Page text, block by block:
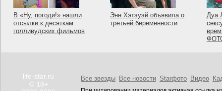
В «Ну, погоди!» нашли
отсылки к десяткам
голливудских фильмов
Энн Хэтэуэй объявила о
третьей беременности
Дуа
life-star.ru
© 18+
Все звезды Все новости Starфото Видео